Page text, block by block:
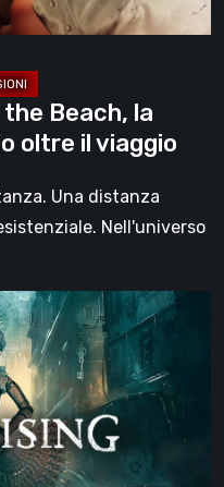
Beach, la
oltre il viaggio
Una distanza
Nell'universo